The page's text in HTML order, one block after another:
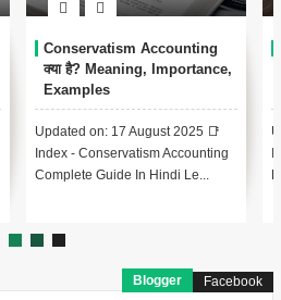
Automated Clearing House
(ACH) क्या है? – पूरी जानकारी हिंदी
में
Updated on: 17 August 2025 📚
Index – Automated Clearing
House (ACH) क्या है? Lesson 1:...
Blogger Facebook